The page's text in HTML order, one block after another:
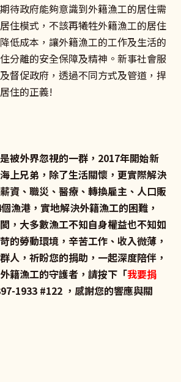
待政府能夠意識到外籍漁工的居住需
住模式，不該再犧牲外籍漁工的居住
低成本，讓外籍漁工的工作及生活的
分離的安全保障及精神。新事社會服
督促政府，透過不同方式及管道，捍
住的正義!
被外界忽視的一群，2017年開始新
上兄弟，除了生活關懷，更實際解決
資、職災、醫療、轉換雇主、人口販
漁港，實地解決外籍漁工的困難，
，大多數漁工不知自身權益也不知如
的勞動環境，辛苦工作、收入微薄，
人，祈盼您的捐助，一起深度陪伴，
籍漁工的守護者，請按下「我要捐
1933 #122 ，感謝您的響應與關